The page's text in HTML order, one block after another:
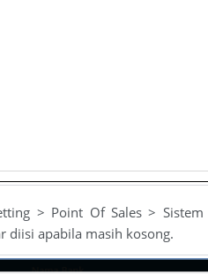
> Point Of Sales >
diisi apabila masih kosong.